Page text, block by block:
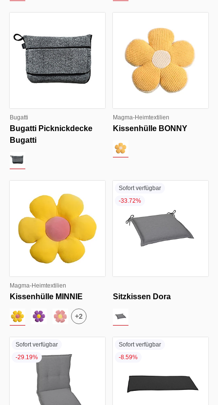
Bugatti
Bugatti Picknickdecke
Bugatti
Magma-Heimtextilien
Kissenhülle BONNY
Magma-Heimtextilien
Kissenhülle MINNIE
+2
Sofort verfügbar
-33.72%
Sitzkissen Dora
Sofort verfügbar
-29.19%
Sofort verfügbar
-8.59%